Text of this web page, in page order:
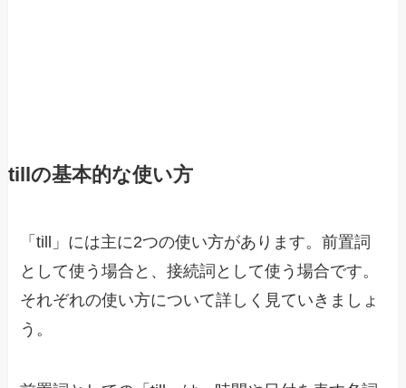
tillの基本的な使い方
「till」には主に2つの使い方があります。前置詞
として使う場合と、接続詞として使う場合です。
それぞれの使い方について詳しく見ていきましょ
う。